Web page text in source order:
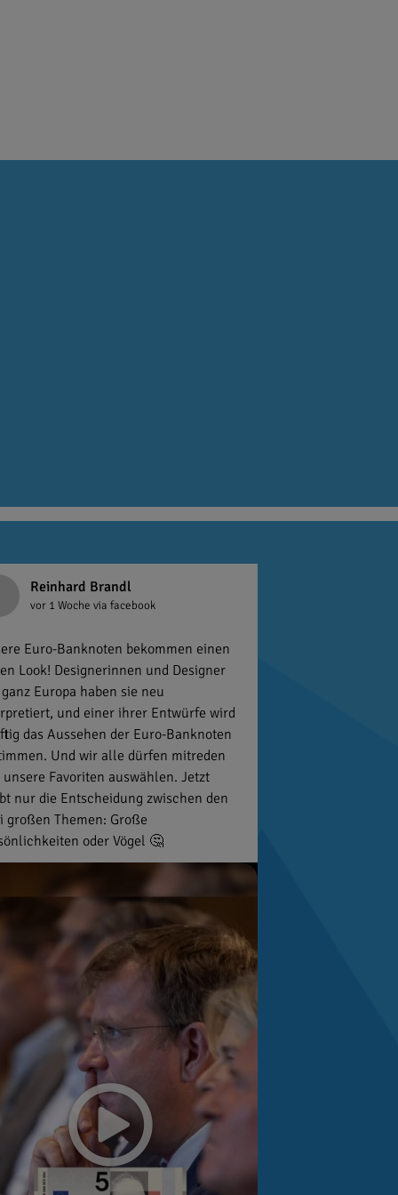
Reinhard Brandl
vor 1 Woche via facebook
Euro-Banknoten bekommen einen
Look! Designerinnen und Designer
Europa haben sie neu
und einer ihrer Entwürfe wird
das Aussehen der Euro-Banknoten
Und wir alle dürfen mitreden
unsere Favoriten auswählen. Jetzt
nur die Entscheidung zwischen den
großen Themen: Große
oder Vögel 🤔